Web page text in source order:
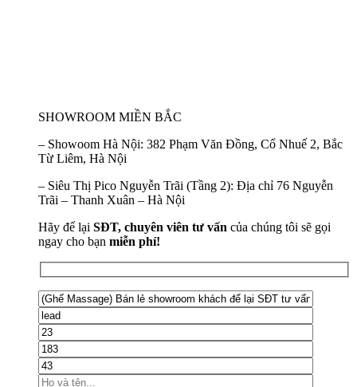
SHOWROOM MIỀN BẮC
– Showoom Hà Nội: 382 Phạm Văn Đồng, Cổ Nhuế 2, Bắc
Từ Liêm, Hà Nội
– Siêu Thị Pico Nguyễn Trãi (Tầng 2): Địa chỉ 76 Nguyễn
Trãi – Thanh Xuân – Hà Nội
Hãy để lại SĐT, chuyên viên tư vấn của chúng tôi sẽ gọi
ngay cho bạn miễn phí!